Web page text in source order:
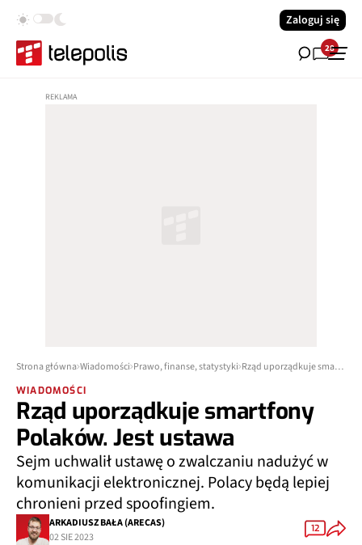
Zaloguj się
28
Strona główna Wiadomości Prawo, finanse, statystyki Rząd uporządkuje smartfony Polaków. Jest ustawa
WIADOMOŚCI
Rząd uporządkuje smartfony
Polaków. Jest ustawa
Sejm uchwalił ustawę o zwalczaniu nadużyć w
komunikacji elektronicznej. Polacy będą lepiej
chronieni przed spoofingiem.
ARKADIUSZ BAŁA (ARECAS)
02 SIE 2023
12